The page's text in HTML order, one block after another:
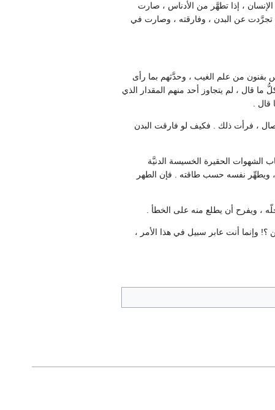
الإنسان ، إذا تطهَّر من الأدناس ، صارت
تجرَّدت عن البدن ، وفارقته ، وصارت في
بفنون من علم الغيب ، وحدَّثهم بما رأى
قال ، لم يتجاوز أحد منهم المقدار الذي
.
، فرأت ذلك . فكيف لو فارقت البدن
الشهوات الحقيرة الخسيسة الدنيَّة
، ويطهِّر نفسه حسب طاقته . فإن الطهر
، ويفرح أن يطلع منه على الخطأ .
؟! وإنما أنت عابر سبيل في هذا الأمر ،